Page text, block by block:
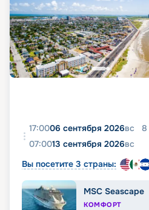
17:0006 сентября 2026вс 8
07:0013 сентября 2026вс
Вы посетите 3 страны:
MSC Seascape
КОМФОРТ